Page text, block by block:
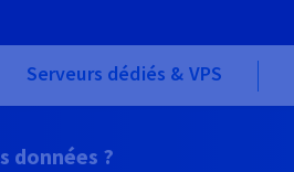
Serveurs dédiés & VPS
données ?